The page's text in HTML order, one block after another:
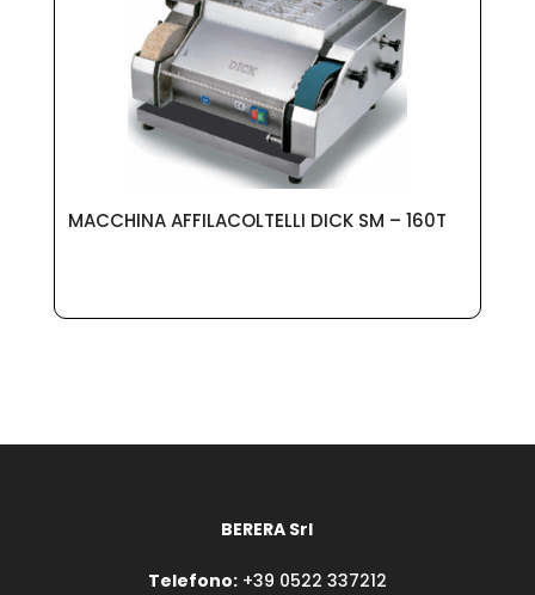
MACCHINA AFFILACOLTELLI DICK SM – 160T
BERERA Srl
Telefono:+39 0522 337212